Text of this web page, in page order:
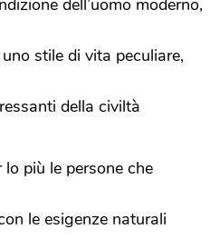
dell’uomo moderno,
stile di vita peculiare,
della civiltà
più le persone che
le esigenze naturali